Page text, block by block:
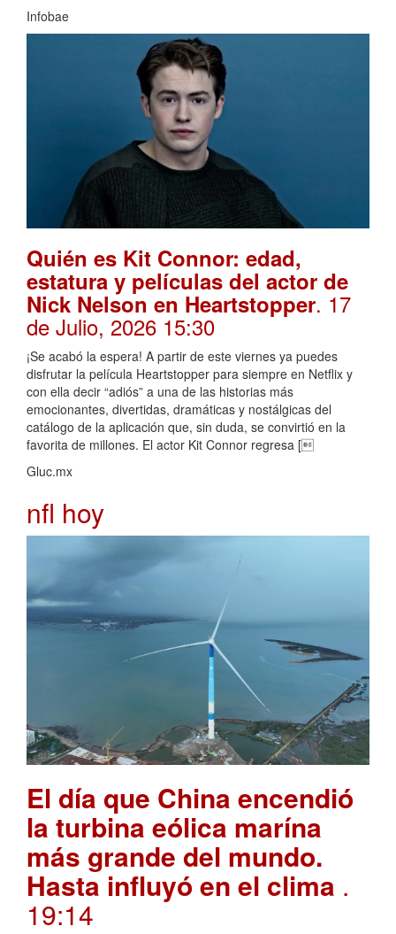
Infobae
Quién es Kit Connor: edad,
estatura y películas del actor de
Nick Nelson en Heartstopper. 17
de Julio, 2026 15:30
¡Se acabó la espera! A partir de este viernes ya puedes
disfrutar la película Heartstopper para siempre en Netflix y
con ella decir “adiós” a una de las historias más
emocionantes, divertidas, dramáticas y nostálgicas del
catálogo de la aplicación que, sin duda, se convirtió en la
favorita de millones. El actor Kit Connor regresa [
Gluc.mx
nfl hoy
El día que China encendió
la turbina eólica marína
más grande del mundo.
Hasta influyó en el clima .
19:14